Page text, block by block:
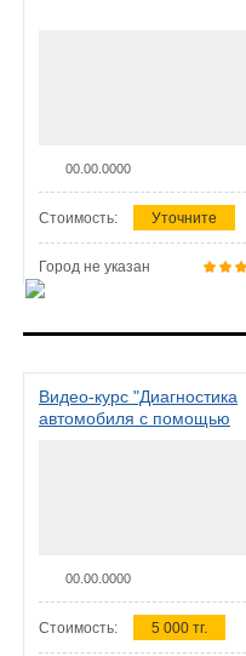
00.00.0000
Стоимость: Уточните
Город не указан
Видео-курс "Диагностика
автомобиля с помощью
00.00.0000
Стоимость: 5 000 тг.